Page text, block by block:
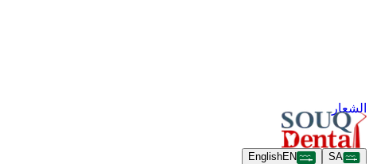
الشعار
SA
EnglishEN